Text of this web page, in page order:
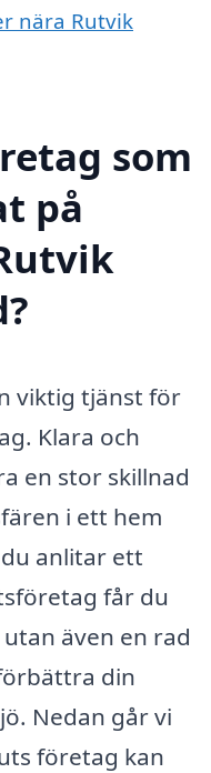
nära Rutvik
som
på
viktig tjänst för
Klara och
en stor skillnad
i ett hem
anlitar ett
får du
även en rad
din
Nedan går vi
företag kan